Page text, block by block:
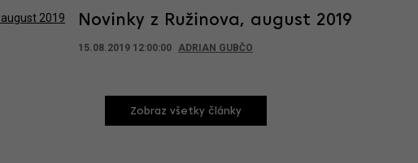
Novinky z Ružinova, august 2019
15.08.2019 12:00:00 ADRIAN GUBČO
Zobraz všetky články